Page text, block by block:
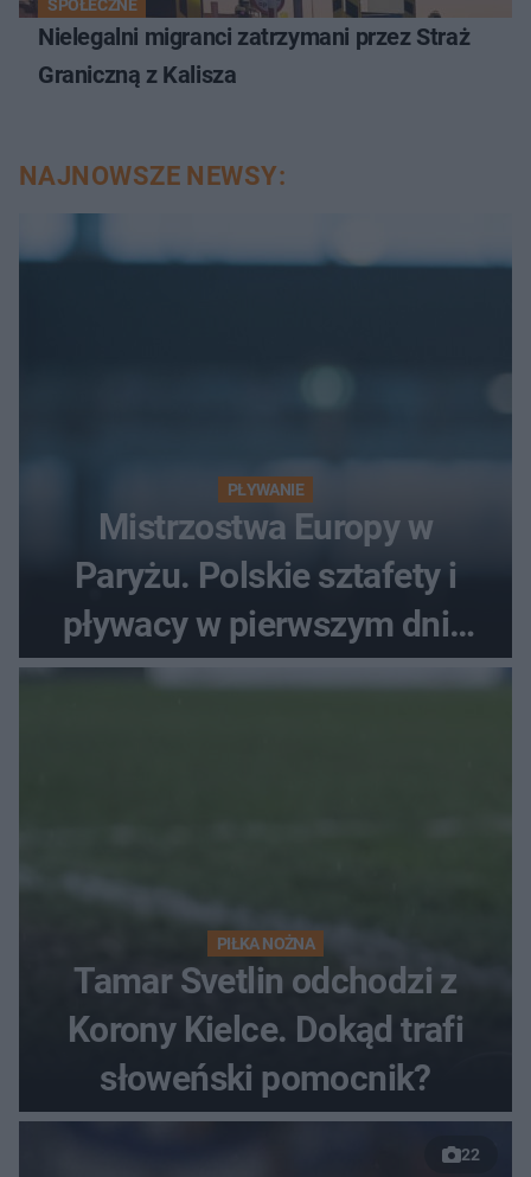
SPOŁECZNE
Nielegalni migranci zatrzymani przez Straż
Graniczną z Kalisza
NAJNOWSZE NEWSY:
PŁYWANIE
Mistrzostwa Europy w
Paryżu. Polskie sztafety i
pływacy w pierwszym dniu
finałów
PIŁKA NOŻNA
Tamar Svetlin odchodzi z
Korony Kielce. Dokąd trafi
słoweński pomocnik?
22